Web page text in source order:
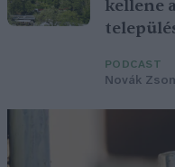
kellene
PODCAST
Novák